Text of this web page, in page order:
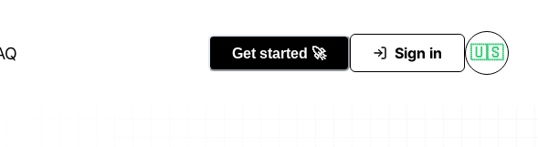
Get started 🚀 Sign in 🇺🇸
Conocer Tutti